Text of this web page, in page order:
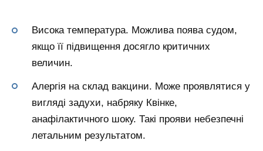
Висока температура. Можлива поява судом,
якщо її підвищення досягло критичних
величин.
Алергія на склад вакцини. Може проявлятися у
вигляді задухи, набряку Квінке,
анафілактичного шоку. Такі прояви небезпечні
летальним результатом.